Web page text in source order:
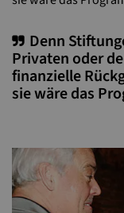
Denn
Privaten oder
finanzielle
sie wäre das